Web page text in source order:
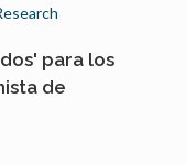
para los
de